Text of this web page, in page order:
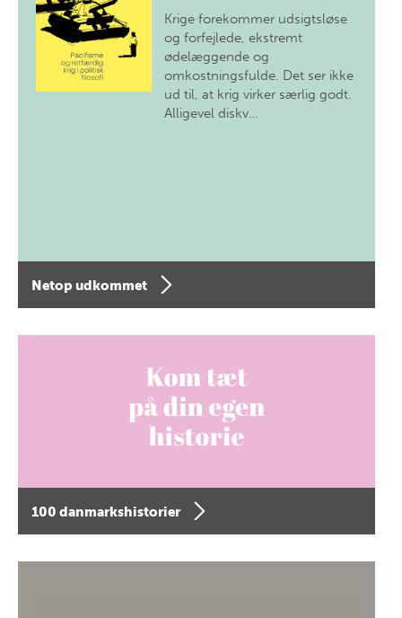
Krige forekommer udsigtsløse
og forfejlede, ekstremt
ødelæggende og
omkostningsfulde. Det ser ikke
ud til, at krig virker særlig godt.
Alligevel diskv…
Netop udkommet
100 danmarkshistorier